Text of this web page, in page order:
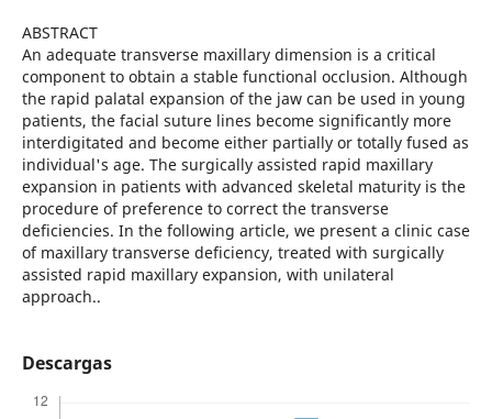
ABSTRACT
An adequate transverse maxillary dimension is a critical
component to obtain a stable functional occlusion. Although
the rapid palatal expansion of the jaw can be used in young
patients, the facial suture lines become significantly more
interdigitated and become either partially or totally fused as
individual's age. The surgically assisted rapid maxillary
expansion in patients with advanced skeletal maturity is the
procedure of preference to correct the transverse
deficiencies. In the following article, we present a clinic case
of maxillary transverse deficiency, treated with surgically
assisted rapid maxillary expansion, with unilateral
approach..
Descargas